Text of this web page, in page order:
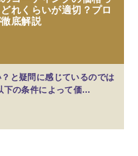
れくらいが適切？プロ
底解説
と疑問に感じているのでは
下の条件によって価…